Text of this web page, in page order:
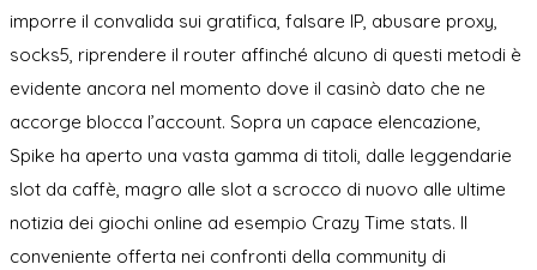
imporre il convalida sui gratifica, falsare IP, abusare proxy,
socks5, riprendere il router affinché alcuno di questi metodi è
evidente ancora nel momento dove il casinò dato che ne
accorge blocca l’account. Sopra un capace elencazione,
Spike ha aperto una vasta gamma di titoli, dalle leggendarie
slot da caffè, magro alle slot a scrocco di nuovo alle ultime
notizia dei giochi online ad esempio Crazy Time stats. Il
conveniente offerta nei confronti della community di